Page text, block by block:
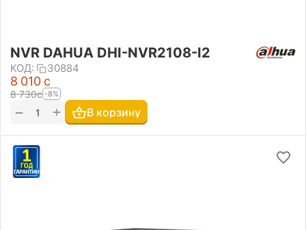
NVR DAHUA DHI-NVR2108-I2
КОД: 30884
8 010 с
8 730с -8%
+
− В корзину